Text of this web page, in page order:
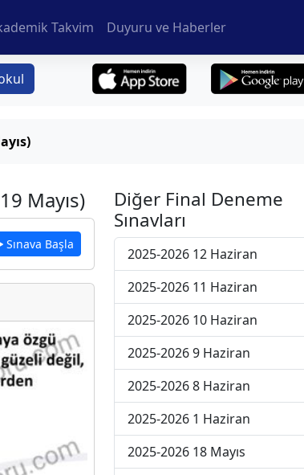
Takvim Duyuru ve Haberler
Mayıs)
Sınava Başla
Diğer Final Deneme
Sınavları
2025-2026 12 Haziran
2025-2026 11 Haziran
2025-2026 10 Haziran
2025-2026 9 Haziran
2025-2026 8 Haziran
2025-2026 1 Haziran
2025-2026 18 Mayıs